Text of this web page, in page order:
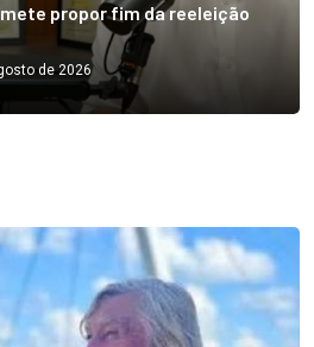
propor fim da reeleição
de 2026